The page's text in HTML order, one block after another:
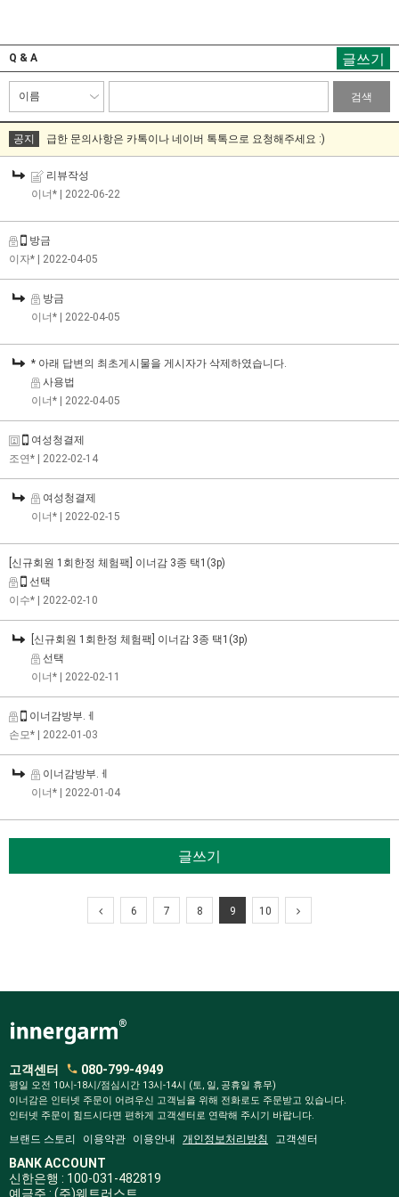
Q & A 글쓰기
검색
공지 급한 문의사항은 카톡이나 네이버 톡톡으로 요청해주세요 :)
리뷰작성
이너*
| 2022-06-22
방금
이자*
| 2022-04-05
방금
이너*
| 2022-04-05
* 아래 답변의 최초게시물을 게시자가 삭제하였습니다.
사용법
이너*
| 2022-04-05
여성청결제
조연*
| 2022-02-14
여성청결제
이너*
| 2022-02-15
[신규회원 1회한정 체험팩] 이너감 3종 택1(3p)
선택
이수*
| 2022-02-10
[신규회원 1회한정 체험팩] 이너감 3종 택1(3p)
선택
이너*
| 2022-02-11
이너감방부.ㅔ
손모*
| 2022-01-03
이너감방부.ㅔ
이너*
| 2022-01-04
글쓰기
6 7 8 9 10
고객센터 080-799-4949
평일 오전 10시-18시/점심시간 13시-14시 (토, 일, 공휴일 휴무)
이너감은 인터넷 주문이 어려우신 고객님을 위해 전화로도 주문받고 있습니다.
인터넷 주문이 힘드시다면 편하게 고객센터로 연락해 주시기 바랍니다.
브랜드 스토리 이용약관 이용안내 개인정보처리방침 고객센터
BANK ACCOUNT
신한은행 : 100-031-482819
예금주 : (주)웨트러스트